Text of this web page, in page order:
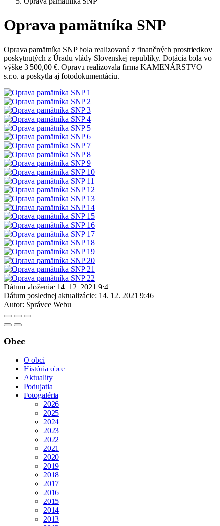
Oprava pamätníka SNP
Oprava pamätníka SNP bola realizovaná z finančných prostriedkov
poskytnutých z Úradu vlády Slovenskej republiky. Dotácia bola vo
výške 3 500,00 €. Opravu realizovala firma KAMENÁRSTVO
s.r.o. a poskytla aj fotodokumentáciu.
Dátum vloženia: 14. 12. 2021 9:41
Dátum poslednej aktualizácie: 14. 12. 2021 9:46
Autor: Správce Webu
Obec
O obci
História obce
Aktuality
Podujatia
Fotogaléria
2026
2025
2024
2023
2022
2021
2020
2019
2018
2017
2016
2015
2014
2013